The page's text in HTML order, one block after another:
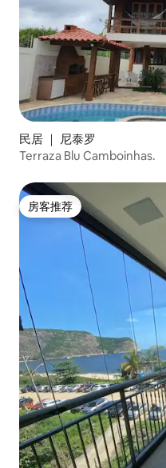
民居 ｜ 尼泰罗
Terraza Blu Camboinhas.
房客推荐
房客推荐